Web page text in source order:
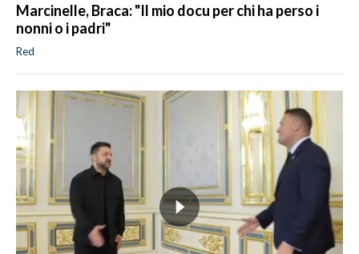
Marcinelle, Braca: "Il mio docu per chi ha perso i
nonni o i padri"
Red